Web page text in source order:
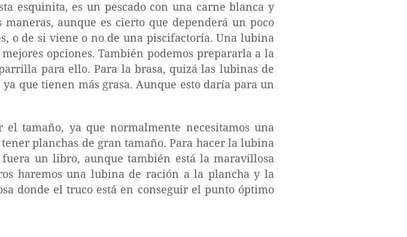
esquinita, es un pescado con una carne blanca y
aunque es cierto que dependerá un poco
o de si viene o no de una piscifactoría. Una lubina
opciones. También podemos prepararla a la
para ello. Para la brasa, quizá las lubinas de
que tienen más grasa. Aunque esto daría para un
tamaño, ya que normalmente necesitamos una
planchas de gran tamaño. Para hacer la lubina
un libro, aunque también está la maravillosa
haremos una lubina de ración a la plancha y la
donde el truco está en conseguir el punto óptimo